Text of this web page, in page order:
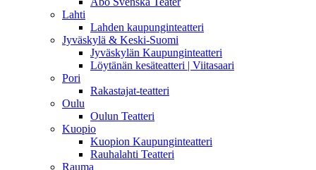
Lahti
Lahden kaupunginteatteri
Jyväskylä & Keski-Suomi
Jyväskylän Kaupunginteatteri
Löytänän kesäteatteri | Viitasaari
Pori
Rakastajat-teatteri
Oulu
Oulun Teatteri
Kuopio
Kuopion Kaupunginteatteri
Rauhalahti Teatteri
Rauma